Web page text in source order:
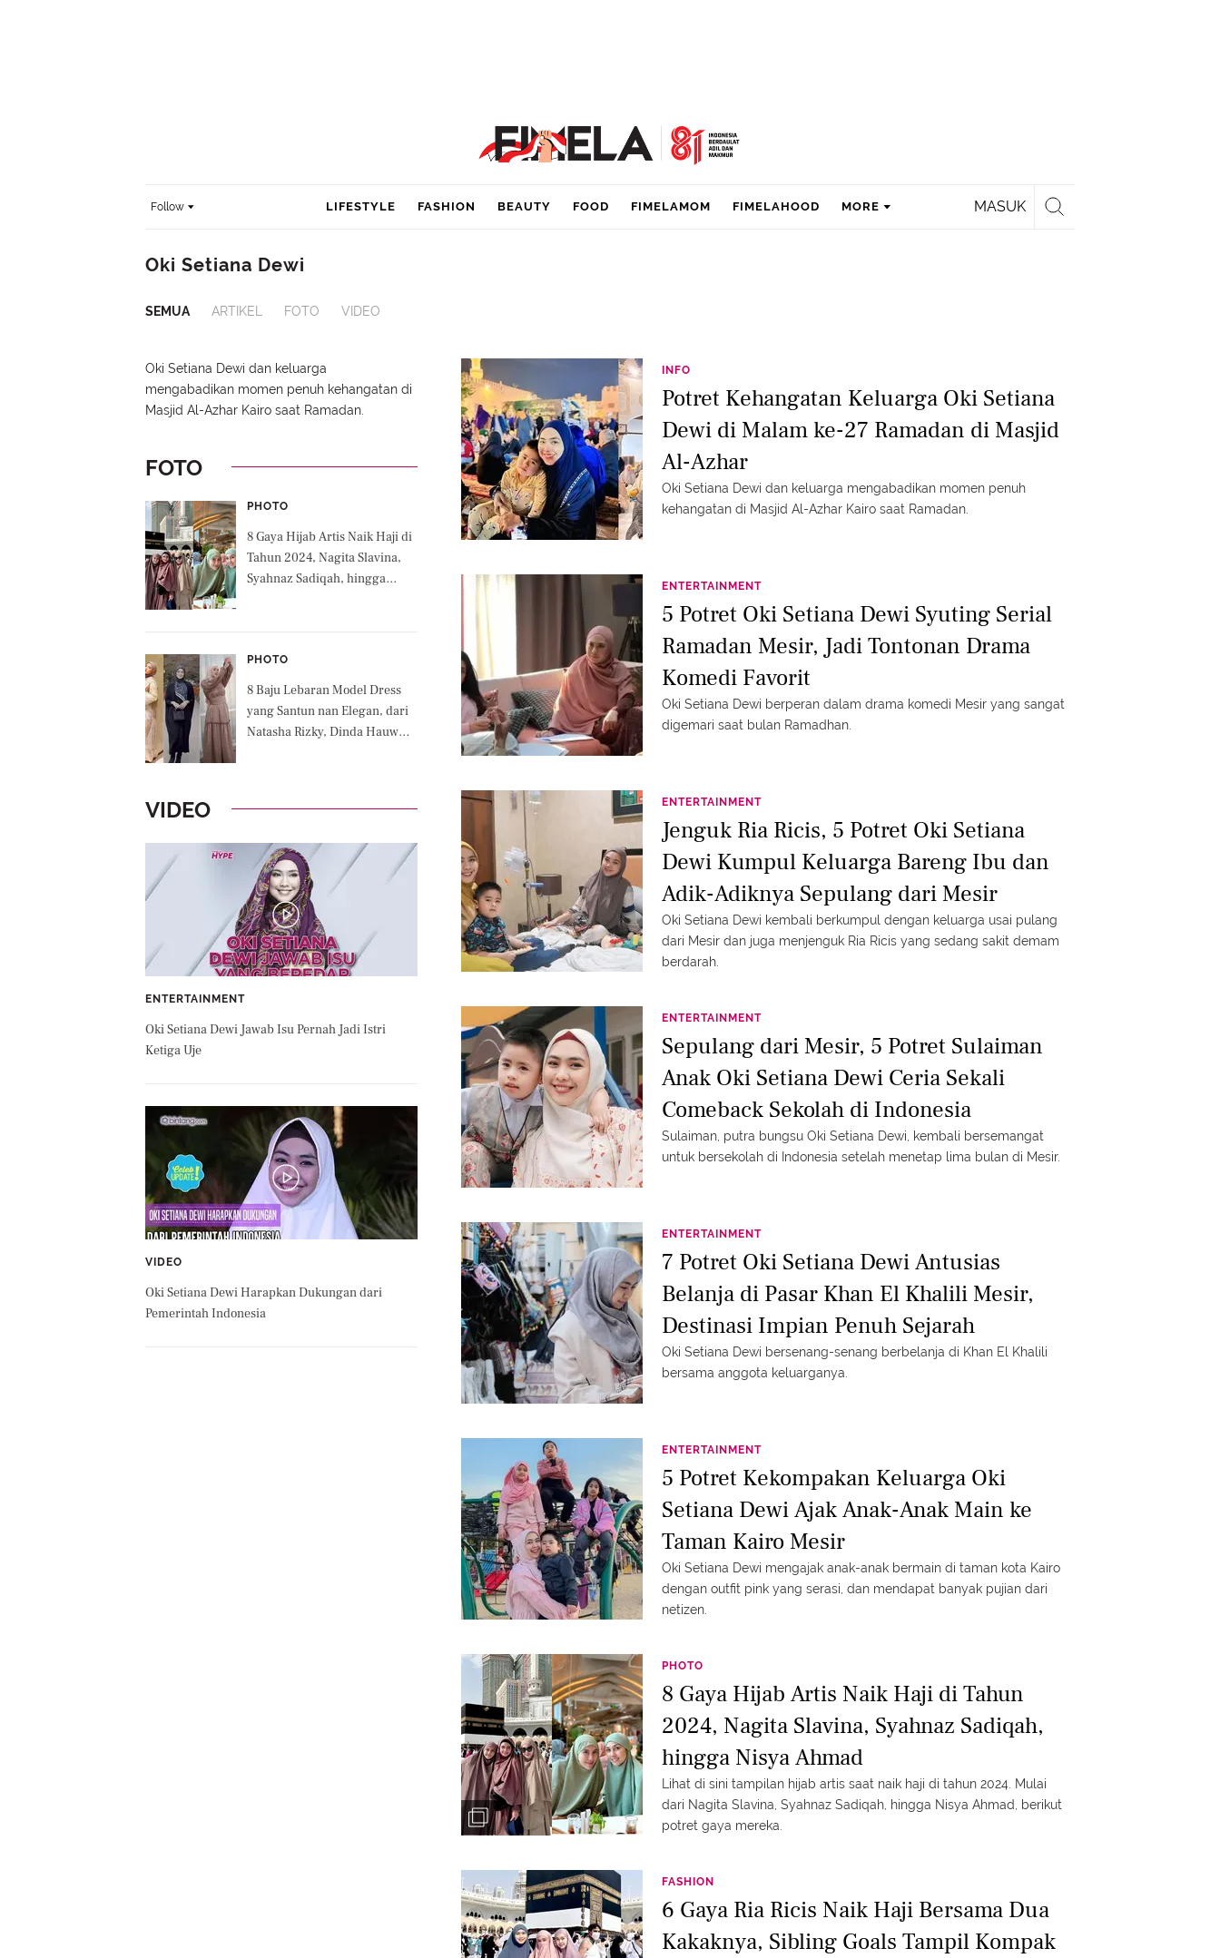
Follow MASUK
LIFESTYLE FASHION BEAUTY FOOD FIMELAMOM FIMELAHOOD MORE
Oki Setiana Dewi
SEMUA ARTIKEL FOTO VIDEO
Oki Setiana Dewi dan keluarga
mengabadikan momen penuh kehangatan di
Masjid Al-Azhar Kairo saat Ramadan.
FOTO
PHOTO
8 Gaya Hijab Artis Naik Haji di
Tahun 2024, Nagita Slavina,
Syahnaz Sadiqah, hingga
PHOTO
8 Baju Lebaran Model Dress
yang Santun nan Elegan, dari
Natasha Rizky, Dinda Hauw
VIDEO
ENTERTAINMENT
Oki Setiana Dewi Jawab Isu Pernah Jadi Istri
Ketiga Uje
VIDEO
Oki Setiana Dewi Harapkan Dukungan dari
Pemerintah Indonesia
INFO
Potret Kehangatan Keluarga Oki Setiana
Dewi di Malam ke-27 Ramadan di Masjid
Al-Azhar
Oki Setiana Dewi dan keluarga mengabadikan momen penuh
kehangatan di Masjid Al-Azhar Kairo saat Ramadan.
ENTERTAINMENT
5 Potret Oki Setiana Dewi Syuting Serial
Ramadan Mesir, Jadi Tontonan Drama
Komedi Favorit
Oki Setiana Dewi berperan dalam drama komedi Mesir yang sangat
digemari saat bulan Ramadhan.
ENTERTAINMENT
Jenguk Ria Ricis, 5 Potret Oki Setiana
Dewi Kumpul Keluarga Bareng Ibu dan
Adik-Adiknya Sepulang dari Mesir
Oki Setiana Dewi kembali berkumpul dengan keluarga usai pulang
dari Mesir dan juga menjenguk Ria Ricis yang sedang sakit demam
berdarah.
ENTERTAINMENT
Sepulang dari Mesir, 5 Potret Sulaiman
Anak Oki Setiana Dewi Ceria Sekali
Comeback Sekolah di Indonesia
Sulaiman, putra bungsu Oki Setiana Dewi, kembali bersemangat
untuk bersekolah di Indonesia setelah menetap lima bulan di Mesir.
ENTERTAINMENT
7 Potret Oki Setiana Dewi Antusias
Belanja di Pasar Khan El Khalili Mesir,
Destinasi Impian Penuh Sejarah
Oki Setiana Dewi bersenang-senang berbelanja di Khan El Khalili
bersama anggota keluarganya.
ENTERTAINMENT
5 Potret Kekompakan Keluarga Oki
Setiana Dewi Ajak Anak-Anak Main ke
Taman Kairo Mesir
Oki Setiana Dewi mengajak anak-anak bermain di taman kota Kairo
dengan outfit pink yang serasi, dan mendapat banyak pujian dari
netizen.
PHOTO
8 Gaya Hijab Artis Naik Haji di Tahun
2024, Nagita Slavina, Syahnaz Sadiqah,
hingga Nisya Ahmad
Lihat di sini tampilan hijab artis saat naik haji di tahun 2024. Mulai
dari Nagita Slavina, Syahnaz Sadiqah, hingga Nisya Ahmad, berikut
potret gaya mereka.
FASHION
6 Gaya Ria Ricis Naik Haji Bersama Dua
Kakaknya, Sibling Goals Tampil Kompak